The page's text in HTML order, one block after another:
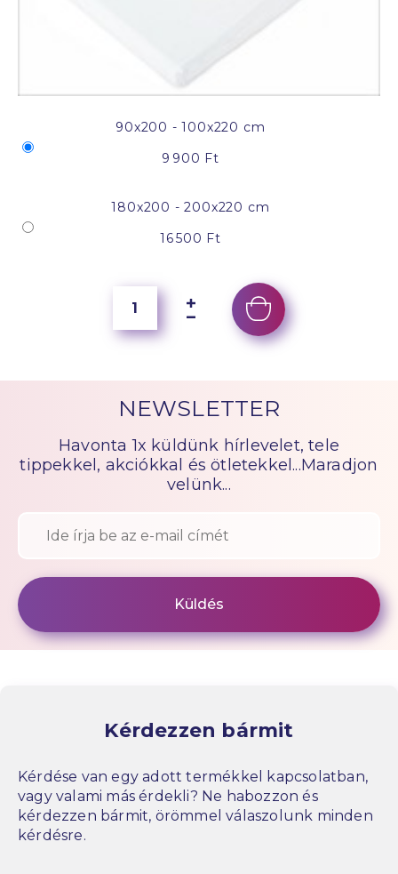
90x200 - 100x220 cm
9 900 Ft
180x200 - 200x220 cm
16 500 Ft
NEWSLETTER
Havonta 1x küldünk hírlevelet, tele
tippekkel, akciókkal és ötletekkel...Maradjon
velünk...
Kérdezzen bármit
Kérdése van egy adott termékkel kapcsolatban,
vagy valami más érdekli? Ne habozzon és
kérdezzen bármit, örömmel válaszolunk minden
kérdésre.